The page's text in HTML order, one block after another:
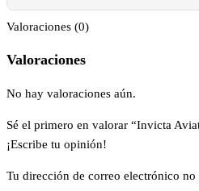
Valoraciones (0)
Valoraciones
No hay valoraciones aún.
Sé el primero en valorar “Invicta
¡Escribe tu opinión!
Tu dirección de correo electrónico no